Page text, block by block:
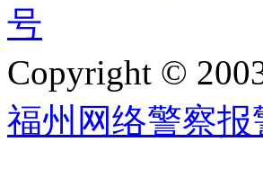
号
Copyright ©
福州网络警察报